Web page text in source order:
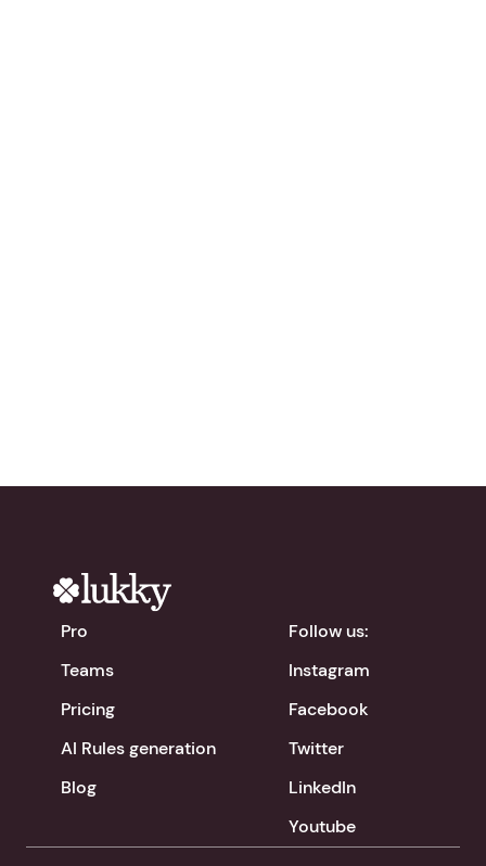
Pro
Teams
Pricing
AI Rules generation
Blog
Follow us:
Instagram
Facebook
Twitter
LinkedIn
Youtube